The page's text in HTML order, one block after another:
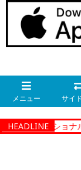
メニュー サイ
HEADLINE
ーコレクショナ